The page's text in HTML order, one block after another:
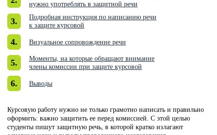
нужно употреблять в защитной речи
Подробная инструкция по написанию речи
к защите курсовой
Визуальное сопровождение речи
Моменты, на которые обращают внимание
члены комиссии при защите курсовой
Выводы
Курсовую работу нужно не только грамотно написать и правильно
оформить: важно защитить ее перед комиссией. С этой целью
студенты пишут защитную речь, в которой кратко излагают